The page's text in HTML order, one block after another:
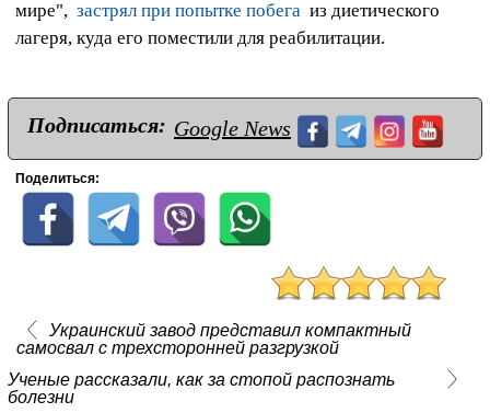
мире", застрял при попытке побега из диетического
лагеря, куда его поместили для реабилитации.
Подписаться: Google News
Поделиться:
Украинский завод представил компактный
самосвал с трехсторонней разгрузкой
Ученые рассказали, как за стопой распознать
болезни